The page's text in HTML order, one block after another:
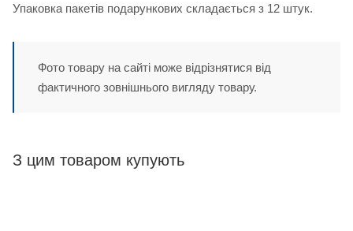
Упаковка пакетів подарункових складається з 12 штук.
Фото товару на сайті може відрізнятися від
фактичного зовнішнього вигляду товару.
З цим товаром купують